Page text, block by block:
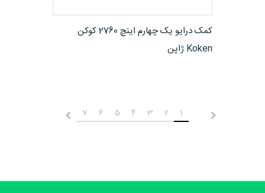
مشاهده محصول
کمک درایو یک چهارم اینچ 2760 کوکن
Koken ژاپن
1
2
3
4
5
6
7